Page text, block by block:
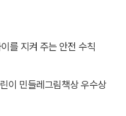
를 지켜 주는 안전 수칙
이 민들레그림책상 우수상